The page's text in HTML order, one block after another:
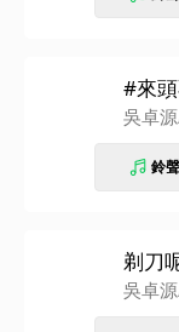
#來
車廣
吳卓源
鈴聲
剃刀
吳卓源